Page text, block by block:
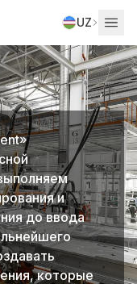
UZ
и
до ввода
которые